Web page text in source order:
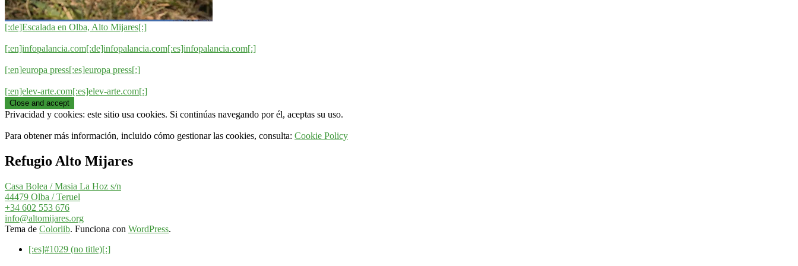
[:de]Escalada en Olba, Alto Mijares[:]
[:en]infopalancia.com[:de]infopalancia.com[:es]infopalancia.com[:]
[:en]europa press[:es]europa press[:]
[:en]elev-arte.com[:es]elev-arte.com[:]
Privacidad y cookies: este sitio usa cookies. Si continúas navegando por él, aceptas su uso.
Para obtener más información, incluido cómo gestionar las cookies, consulta: Cookie Policy
Refugio Alto Mijares
Casa Bolea / Masia La Hoz s/n
44479 Olba / Teruel
+34 602 553 676
info@altomijares.org
Tema de Colorlib. Funciona con WordPress.
[:es]#1029 (no title)[:]